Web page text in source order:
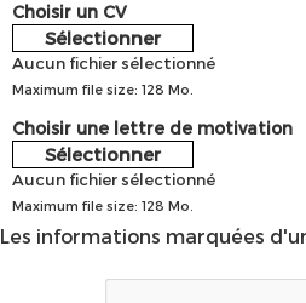
Choisir un CV
Sélectionner
Aucun fichier sélectionné
Maximum file size: 128 Mo.
Choisir une lettre de motivation
Sélectionner
Aucun fichier sélectionné
Maximum file size: 128 Mo.
Les informations marquées